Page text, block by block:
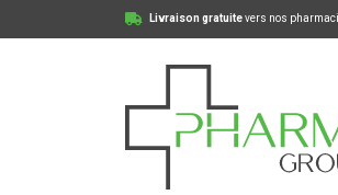
Livraison gratuitevers nos
Pharmagroupe Votre